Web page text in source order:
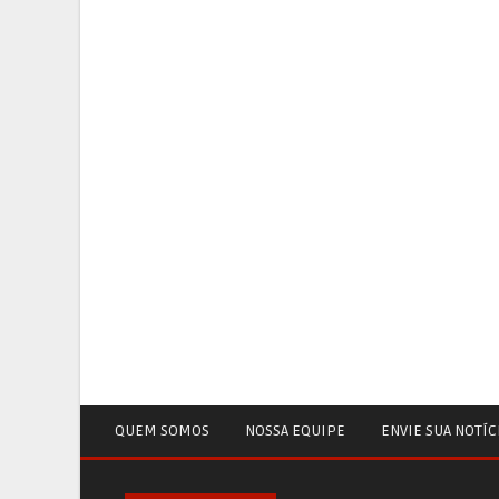
QUEM SOMOS NOSSA EQUIPE ENVIE SUA